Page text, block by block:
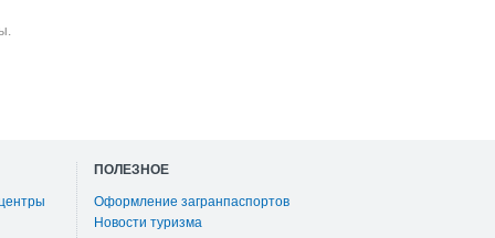
ПОЛЕЗНОЕ
Оформление загранпаспортов
Новости туризма